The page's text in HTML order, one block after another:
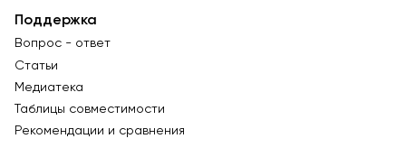
Поддержка
Вопрос - ответ
Статьи
Медиатека
Таблицы совместимости
Рекомендации и сравнения